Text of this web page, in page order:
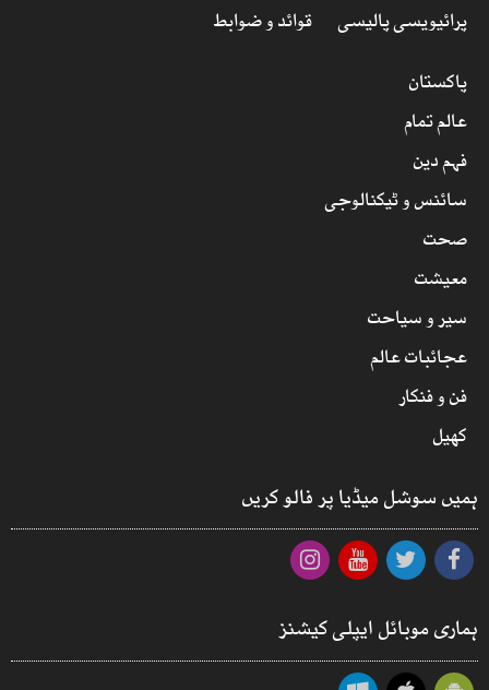
پرائیویسی پالیسی
قوائد و ضوابط
پاکستان
عالم تمام
فہم دین
سائنس و ٹیکنالوجی
صحت
معیشت
سیر و سیاحت
عجائبات عالم
فن و فنکار
کھیل
ہمیں سوشل میڈیا پر فالو کریں
ہماری موبائل ایپلی کیشنز